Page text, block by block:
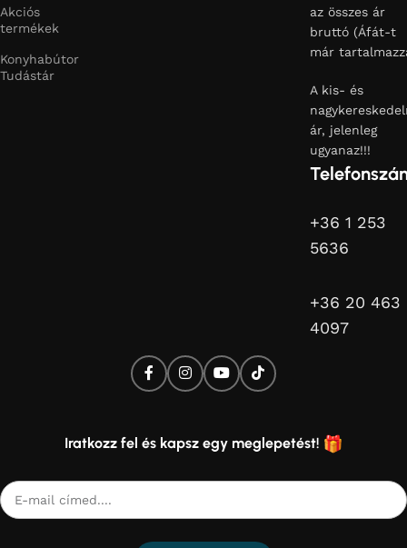
Akciós
termékek
Konyhabútor
Tudástár
az összes ár
bruttó (Áfát-t
már
A kis- és
ár, jelenleg
ugyanaz!!!
+36 1 253
5636
+36 20 463
4097
Iratkozz fel és kapsz egy meglepetést!